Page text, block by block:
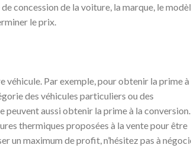
concession de la voiture, la marque, le
le prix.
véhicule. Par exemple, pour obtenir la prime à
des véhicules particuliers ou des
peuvent aussi obtenir la prime à la conversion.
thermiques proposées à la vente pour être
un maximum de profit, n’hésitez pas à